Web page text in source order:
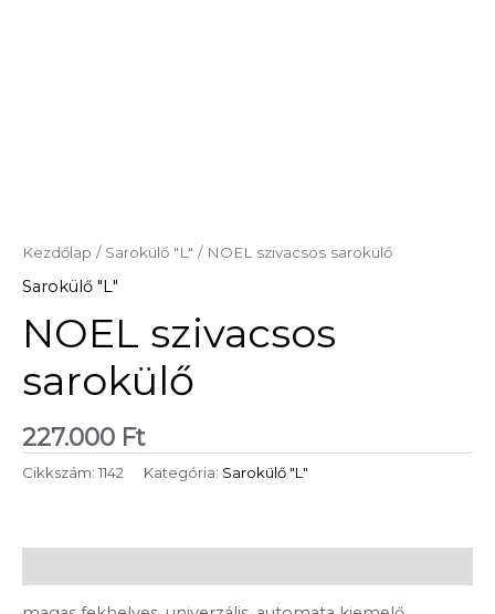
Kezdőlap / Sarokülő "L" / NOEL szivacsos sarokülő
Sarokülő "L"
NOEL szivacsos
sarokülő
227.000 Ft
Cikkszám: 1142 Kategória: Sarokülő "L"